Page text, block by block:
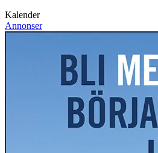
Kalender
Annonser